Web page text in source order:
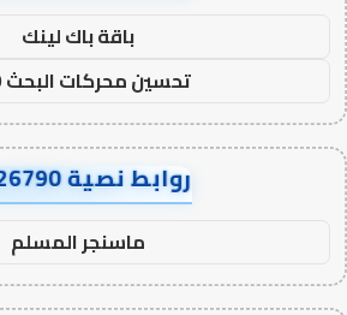
باقة باك لينك
تحسين محركات البحث SEO
روابط نصية AA26790
ماسنجر المسلم